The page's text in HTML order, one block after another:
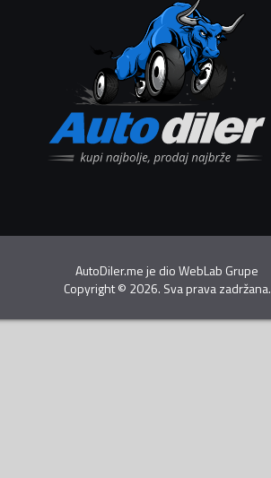
AutoDiler.me je dioWebLab Grupe
Copyright© 2026. Sva prava zadržana.